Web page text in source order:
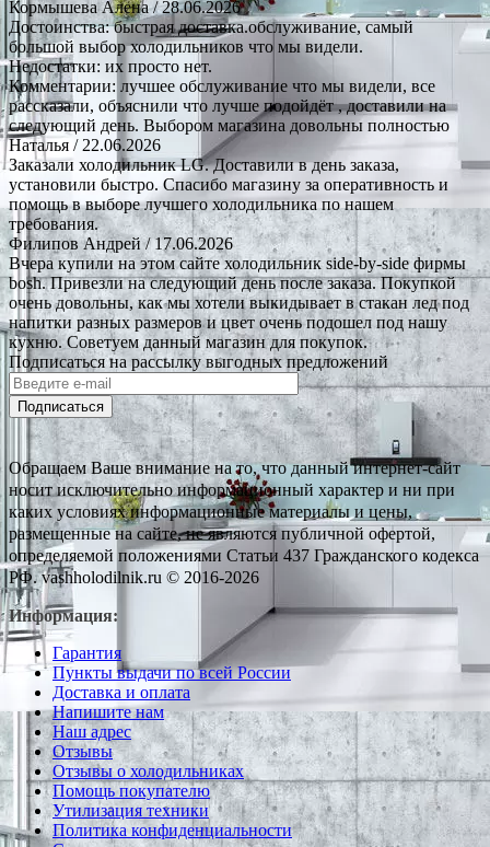
Кормышева Алена/ 28.06.2026
Достоинства: быстрая доставка.обслуживание, самый
большой выбор холодильников что мы видели.
Недостатки: их просто нет.
Комментарии: лучшее обслуживание что мы видели, все
рассказали, объяснили что лучше подойдёт , доставили на
следующий день. Выбором магазина довольны полностью
Наталья / 22.06.2026
Заказали холодильник LG. Доставили в день заказа,
установили быстро. Спасибо магазину за оперативность и
помощь в выборе лучшего холодильника по нашем
требования.
Филипов Андрей/ 17.06.2026
Вчера купили на этом сайте холодильник side-by-side фирмы
bosh. Привезли на следующий день после заказа. Покупкой
очень довольны, как мы хотели выкидывает в стакан лед под
напитки разных размеров и цвет очень подошел под нашу
кухню. Советуем данный магазин для покупок.
Подписаться на рассылку выгодных предложений
Подписаться
Обращаем Ваше внимание на то, что данный интернет-сайт
носит исключительно информационный характер и ни при
каких условиях информационные материалы и цены,
размещенные на сайте, не являются публичной офертой,
определяемой положениями Статьи 437 Гражданского кодекса
РФ. vashholodilnik.ru © 2016-2026
Информация:
Гарантия
Пункты выдачи по всей России
Доставка и оплата
Напишите нам
Наш адрес
Отзывы
Отзывы о холодильниках
Помощь покупателю
Утилизация техники
Политика конфиденциальности